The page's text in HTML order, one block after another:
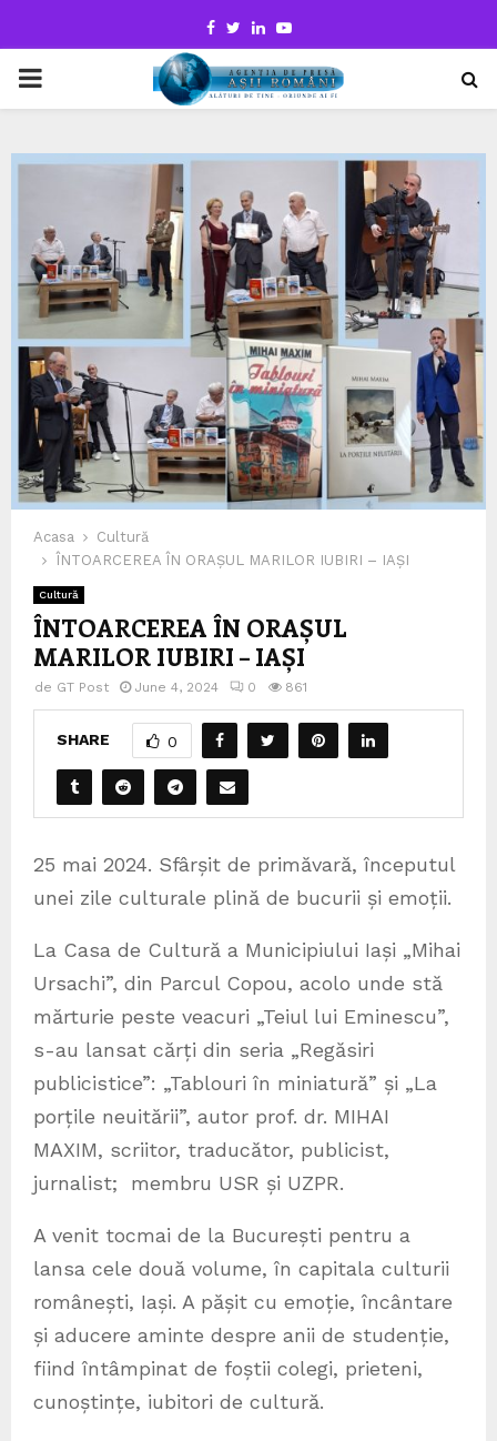
Facebook
TwitterLinkedinYoutube
PRIMARY
Acasa
Cultură
ÎNTOARCEREA ÎN ORAȘUL MARILOR IUBIRI – IAȘI
Cultură
ÎNTOARCEREA ÎN ORAȘUL
MARILOR IUBIRI – IAȘI
de GT Post June 4, 2024 0 861
SHARE 0
25 mai 2024. Sfârșit de primăvară, începutul
unei zile culturale plină de bucurii și emoții.
La Casa de Cultură a Municipiului Iași „Mihai
Ursachi”, din Parcul Copou, acolo unde stă
mărturie peste veacuri „Teiul lui Eminescu”,
s-au lansat cărți din seria „Regăsiri
publicistice”: „Tablouri în miniatură” și „La
porțile neuitării”, autor prof. dr. MIHAI
MAXIM, scriitor, traducător, publicist,
jurnalist; membru USR și UZPR.
A venit tocmai de la București pentru a
lansa cele două volume, în capitala culturii
românești, Iași. A pășit cu emoție, încântare
și aducere aminte despre anii de studenție,
fiind întâmpinat de foștii colegi, prieteni,
cunoștințe, iubitori de cultură.